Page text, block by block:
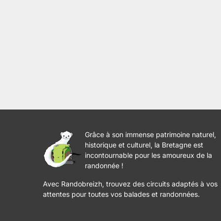
Grâce à son immense patrimoine naturel,
historique et culturel, la Bretagne est
incontournable pour les amoureux de la
randonnée !
Avec Randobreizh, trouvez des circuits adaptés à vos
attentes pour toutes vos balades et randonnées.